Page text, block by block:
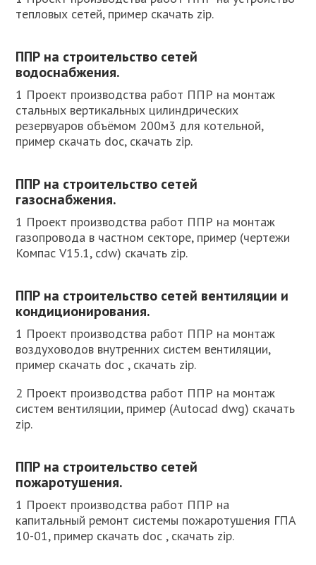
тепловых сетей, пример скачать zip.
ППР на строительство сетей
водоснабжения.
1 Проект производства работ ППР на монтаж
стальных вертикальных цилиндрических
резервуаров объёмом 200м3 для котельной,
пример скачать doc, скачать zip.
ППР на строительство сетей
газоснабжения.
1 Проект производства работ ППР на монтаж
газопровода в частном секторе, пример (чертежи
Компас V15.1, cdw) скачать zip.
ППР на строительство сетей вентиляции и
кондиционирования.
1 Проект производства работ ППР на монтаж
воздуховодов внутренних систем вентиляции,
пример скачать doc , скачать zip.
2 Проект производства работ ППР на монтаж
систем вентиляции, пример (Autocad dwg) скачать
zip.
ППР на строительство сетей
пожаротушения.
1 Проект производства работ ППР на
капитальный ремонт системы пожаротушения ГПА
10-01, пример скачать doc , скачать zip.